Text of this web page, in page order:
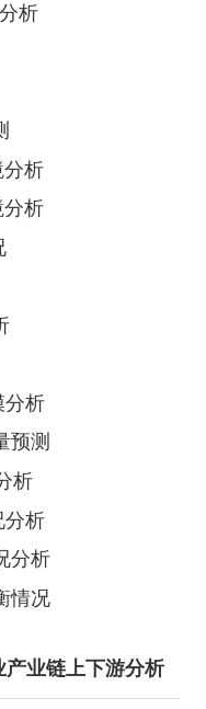
析
分析
分析
分析
预测
析
分析
分析
情况
产业链上下游分析